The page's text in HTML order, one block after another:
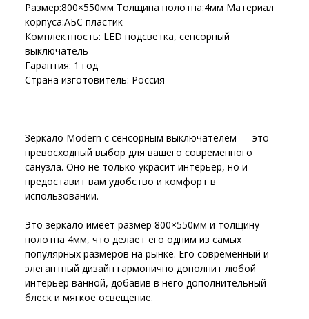
Размер:800×550мм Толщина полотна:4мм Материал
корпуса:АБС пластик
Комплектность: LED подсветка, сенсорный
выключатель
Гарантия: 1 год
Страна изготовитель: Россия
Зеркало Modern с сенсорным выключателем — это
превосходный выбор для вашего современного
санузла. Оно не только украсит интерьер, но и
предоставит вам удобство и комфорт в
использовании.
Это зеркало имеет размер 800×550мм и толщину
полотна 4мм, что делает его одним из самых
популярных размеров на рынке. Его современный и
элегантный дизайн гармонично дополнит любой
интерьер ванной, добавив в него дополнительный
блеск и мягкое освещение.